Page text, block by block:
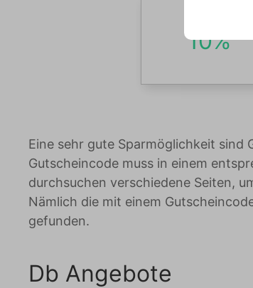
10%
Eine sehr gute Sparmöglichkeit sind
Gutscheincode muss in einem
durchsuchen verschiedene Seiten,
Nämlich die mit einem
gefunden.
Db Angebote